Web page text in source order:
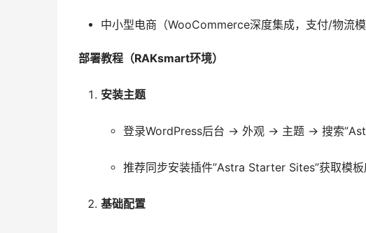
中小型电商（WooCommerce深度集成，支付/物流模
部署教程（RAKsmart环境）
安装主题
登录WordPress后台 → 外观 → 主题 → 搜索
推荐同步安装插件”Astra Starter Sites”获取模板
基础配置